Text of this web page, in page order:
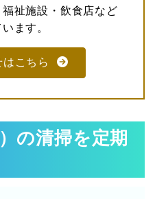
祉施設・飲食店など
ます。
こちら
の清掃を定期